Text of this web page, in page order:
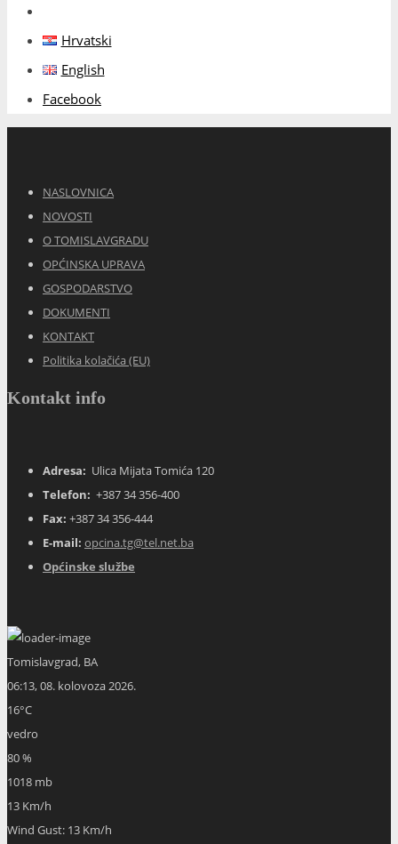
Hrvatski
English
Facebook
NASLOVNICA
NOVOSTI
O TOMISLAVGRADU
OPĆINSKA UPRAVA
GOSPODARSTVO
DOKUMENTI
KONTAKT
Politika kolačića (EU)
Kontakt info
Adresa: Ulica Mijata Tomića 120
Telefon: +387 34 356-400
Fax: +387 34 356-444
E-mail: opcina.tg@tel.net.ba
Općinske službe
Tomislavgrad, BA
06:13,08. kolovoza 2026.
16°C
vedro
80 %
1018 mb
13 Km/h
Wind Gust: 13 Km/h